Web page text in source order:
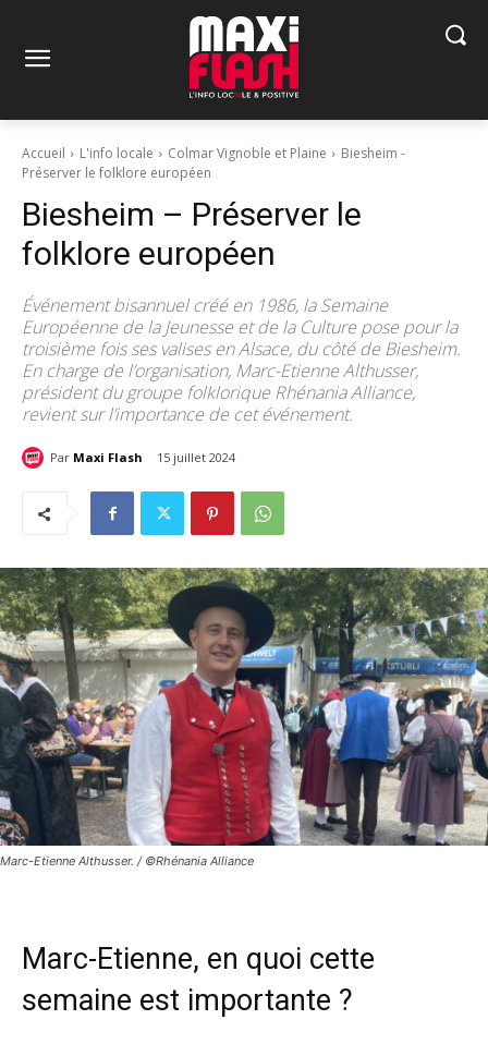
Accueil L'info locale Colmar Vignoble et Plaine
Biesheim -
Préserver le folklore européen
Biesheim – Préserver le
folklore européen
Événement bisannuel créé en 1986, la Semaine
Européenne de la Jeunesse et de la Culture pose pour la
troisième fois ses valises en Alsace, du côté de Biesheim.
En charge de l’organisation, Marc-Etienne Althusser,
président du groupe folklorique Rhénania Alliance,
revient sur l’importance de cet événement.
Par Maxi Flash 15 juillet 2024
Marc-Etienne Althusser. / ©Rhénania Alliance
Marc-Etienne, en quoi cette
semaine est importante ?